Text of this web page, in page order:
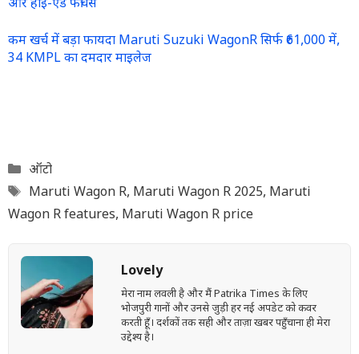
और हाई-एंड फीचर्स
कम खर्च में बड़ा फायदा Maruti Suzuki WagonR सिर्फ ₹61,000 में,
34 KMPL का दमदार माइलेज
Categories
ऑटो
Tags
Maruti Wagon R, Maruti Wagon R 2025, Maruti
Wagon R features, Maruti Wagon R price
Lovely
मेरा नाम लवली है और मैं Patrika Times के लिए
भोजपुरी गानों और उनसे जुड़ी हर नई अपडेट को कवर
करती हूँ। दर्शकों तक सही और ताज़ा खबर पहुँचाना ही मेरा
उद्देश्य है।